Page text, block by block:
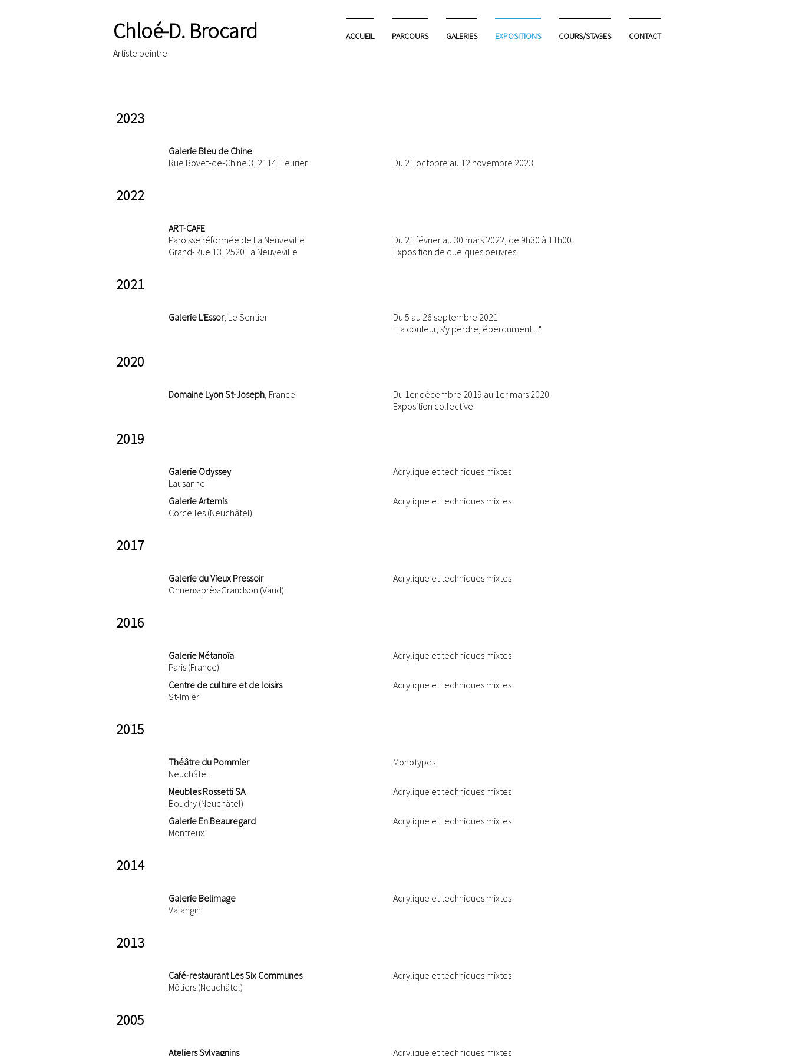
CONTACT
COURS/STAGES
EXPOSITIONS
GALERIES
PARCOURS
ACCUEIL
Chloé-D. Brocard
Artiste peintre
2023
Galerie Bleu de Chine
Rue Bovet-de-Chine 3, 2114 Fleurier
Du 21 octobre au 12 novembre 2023.
2022
ART-CAFE
Paroisse réformée de La Neuveville
Grand-Rue 13, 2520 La Neuveville
Du 21 février au 30 mars 2022, de 9h30 à 11h00.
Exposition de quelques oeuvres
2021
Galerie L'Essor, Le Sentier
Du 5 au 26 septembre 2021
"La couleur, s'y perdre, éperdument ..."
2020
Domaine Lyon St-Joseph, France
Du 1er décembre 2019 au 1er mars 2020
Exposition collective
2019
Galerie Odyssey
Lausanne
Acrylique et techniques mixtes
Galerie Artemis
Corcelles (Neuchâtel)
Acrylique et techniques mixtes
2017
Galerie du Vieux Pressoir
Onnens-près-Grandson (Vaud)
Acrylique et techniques mixtes
2016
Galerie Métanoïa
Paris (France)
Acrylique et techniques mixtes
Centre de culture et de loisirs
St-Imier
Acrylique et techniques mixtes
2015
Théâtre du Pommier
Neuchâtel
Monotypes
Meubles Rossetti SA
Boudry (Neuchâtel)
Acrylique et techniques mixtes
Galerie En Beauregard
Montreux
Acrylique et techniques mixtes
2014
Galerie Belimage
Valangin
Acrylique et techniques mixtes
2013
Café-restaurant Les Six Communes
Môtiers (Neuchâtel)
Acrylique et techniques mixtes
2005
Ateliers Sylvagnins Acrylique et techniques mixtes